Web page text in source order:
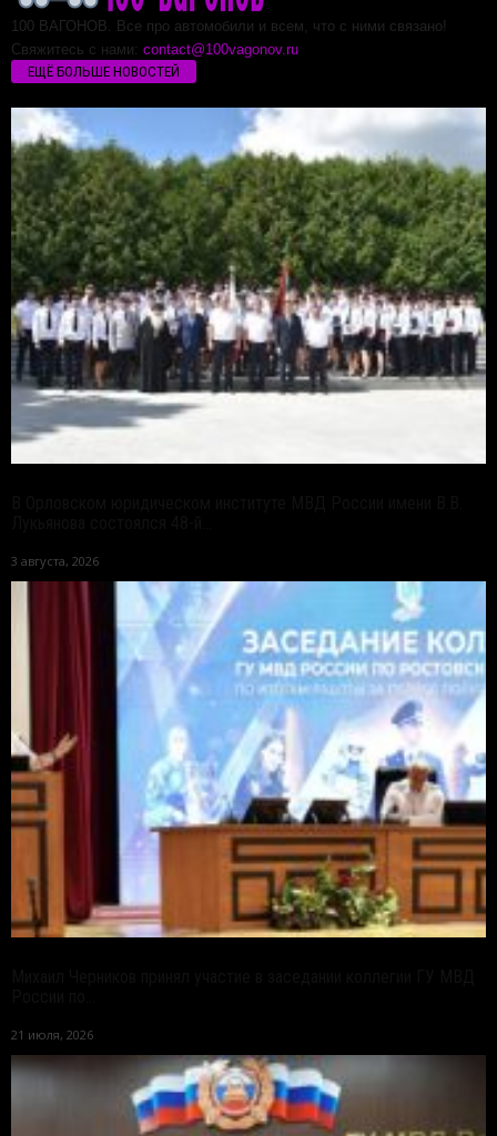
100 ВАГОНОВ. Все про автомобили и всем, что с ними связано!
Свяжитесь с нами: contact@100vagonov.ru
ЕЩЁ БОЛЬШЕ НОВОСТЕЙ
3 августа, 2026
21 июля, 2026